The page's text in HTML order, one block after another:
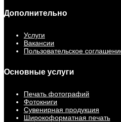
Дополнительно
Услуги
Вакансии
Пользовательское
Основные услуги
Печать фотографий
Фотокниги
Сувенирная продукция
Широкоформатная печать